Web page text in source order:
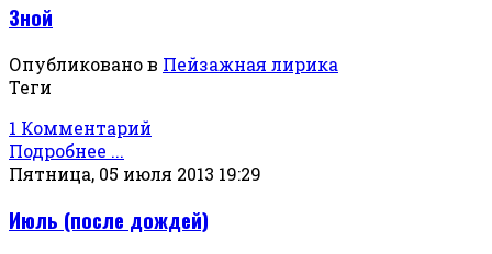
Зной
Опубликовано в Пейзажная лирика
Теги
1 Комментарий
Подробнее ...
Пятница, 05 июля 2013 19:29
Июль (после дождей)